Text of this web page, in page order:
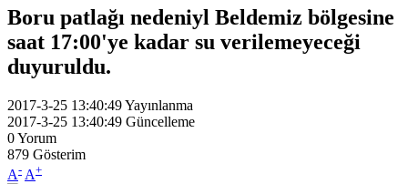
Boru patlağı nedeniyl Beldemiz bölgesine
saat 17:00'ye kadar su verilemeyeceği
duyuruldu.
2017-3-25 13:40:49Yayınlanma
2017-3-25 13:40:49 Güncelleme
0Yorum
879 Gösterim
A- A+